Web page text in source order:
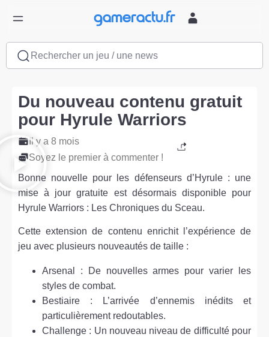
Rechercher un jeu / une news
Du nouveau contenu gratuit
pour Hyrule Warriors
Il y a 8 mois
Soyez le premier à commenter !
Bonne nouvelle pour les défenseurs d’Hyrule : une
mise à jour gratuite est désormais disponible pour
Hyrule Warriors : Les Chroniques du Sceau.
Cette extension de contenu enrichit l’expérience de
jeu avec plusieurs nouveautés de taille :
Arsenal : De nouvelles armes pour varier les
styles de combat.
Bestiaire : L’arrivée d’ennemis inédits et
particulièrement redoutables.
Challenge : Un nouveau niveau de difficulté pour